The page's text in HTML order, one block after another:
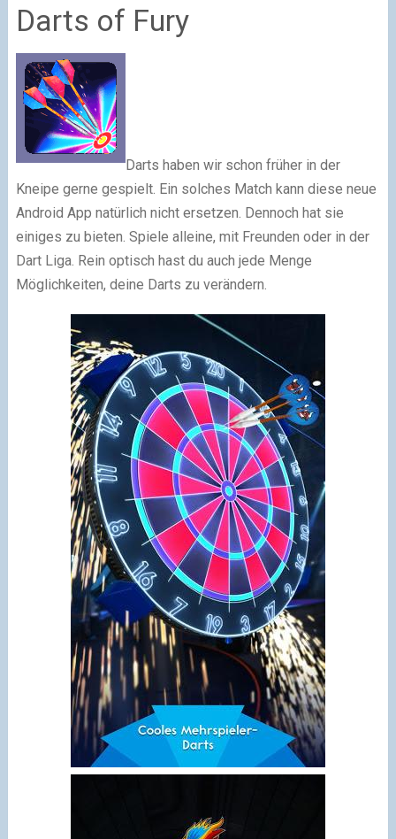
Darts of Fury
Darts haben wir schon früher in der
Kneipe gerne gespielt. Ein solches Match kann diese neue
Android App natürlich nicht ersetzen. Dennoch hat sie
einiges zu bieten. Spiele alleine, mit Freunden oder in der
Dart Liga. Rein optisch hast du auch jede Menge
Möglichkeiten, deine Darts zu verändern.